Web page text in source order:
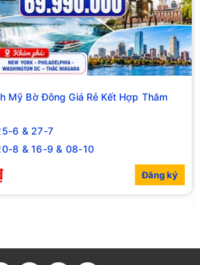
Mỹ Bờ Đông Giá Rẻ Kết Hợp Thăm
6 & 27-7
8 & 16-9 & 08-10
Đăng ký